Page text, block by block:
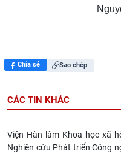
Chia sẻ Sao chép
CÁC TIN KHÁC
Viện Hàn lâm Khoa học xã
Nghiên cứu Phát triển Công